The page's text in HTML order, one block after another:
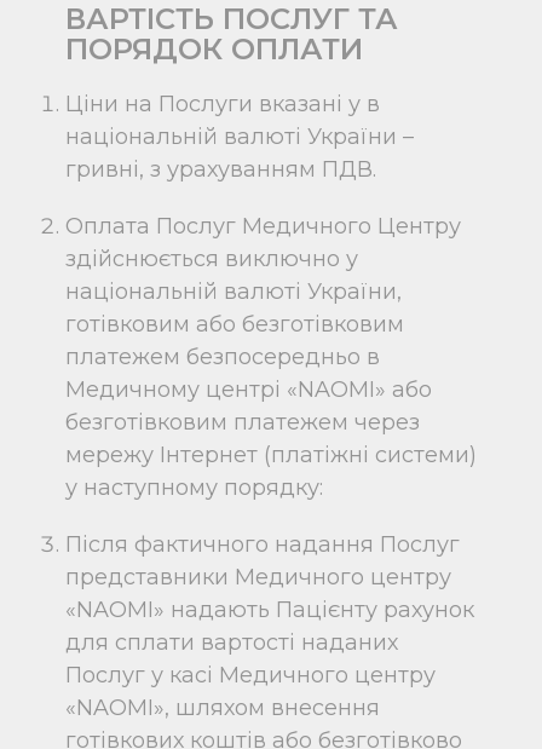
ВАРТІСТЬ ПОСЛУГ ТА
ПОРЯДОК ОПЛАТИ
Ціни на Послуги вказані у в
національній валюті України –
гривні, з урахуванням ПДВ.
Оплата Послуг Медичного Центру
здійснюється виключно у
національній валюті України,
готівковим або безготівковим
платежем безпосередньо в
Медичному центрі «NAOMI» або
безготівковим платежем через
мережу Інтернет (платіжні системи)
у наступному порядку:
Після фактичного надання Послуг
представники Медичного центру
«NAOMI» надають Пацієнту рахунок
для сплати вартості наданих
Послуг у касі Медичного центру
«NAOMI», шляхом внесення
готівкових коштів або безготівково